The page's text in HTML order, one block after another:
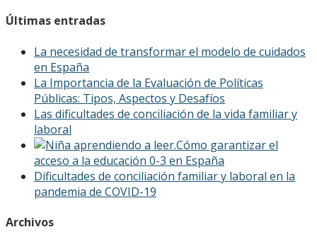
Últimas entradas
La necesidad de transformar el modelo de cuidados
en España
La Importancia de la Evaluación de Políticas
Públicas: Tipos, Aspectos y Desafíos
Las dificultades de conciliación de la vida familiar y
laboral
Cómo garantizar el
acceso a la educación 0-3 en España
Dificultades de conciliación familiar y laboral en la
pandemia de COVID-19
Archivos